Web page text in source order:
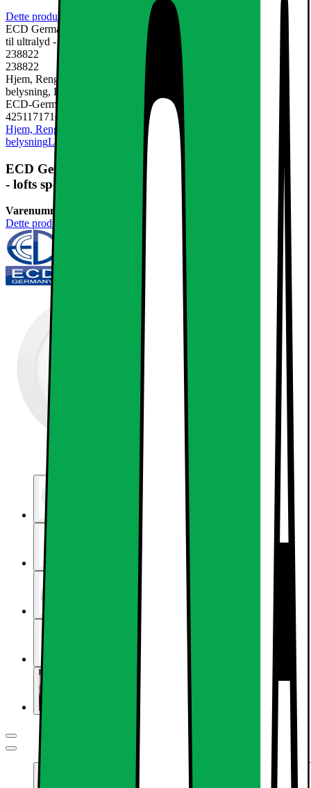
Dette produkt er endnu ikke blevet bedømt.
ECD Germany 6-pak LED-indbygget spotlight 12W - lofts spotlight
til ultralyd -
238822
238822
Hjem, Rengøring & Køkkenudstyr, El & belysning, Lamper &
belysning, LED-pære & elpære
ECD-Germany
4251171716160
Hjem, Rengøring & Køkkenudstyr
El & belysning
belysningLED-pære & elpære
ECD Germany 6-pak LED-indbygget spotlight 12W
- lofts spotlight til ultralyd -
Varenummer:
Dette produkt er endnu ikke blevet bedømt.